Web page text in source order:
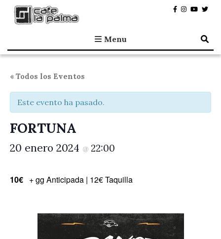
Café la Palma
Programando música en directo en Madrid, desde 1995.
Menu
« Todos los Eventos
Este evento ha pasado.
FORTUNA
20 enero 2024 @ 22:00
10€ + gg Anticipada | 12€ Taquilla